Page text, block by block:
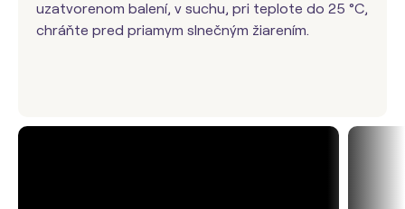
uzatvorenom balení, v suchu, pri teplote do 25 °C,
chráňte pred priamym slnečným žiarením.